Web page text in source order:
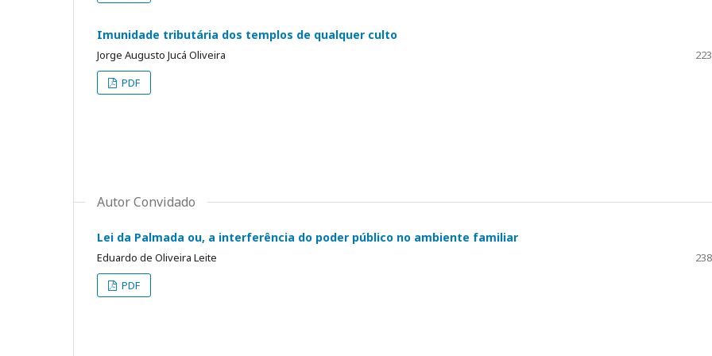
Imunidade tributária dos templos de qualquer culto
Jorge Augusto Jucá Oliveira
PDF
Autor Convidado
Lei da Palmada ou, a interferência do poder público no ambiente familiar
Eduardo de Oliveira Leite
PDF